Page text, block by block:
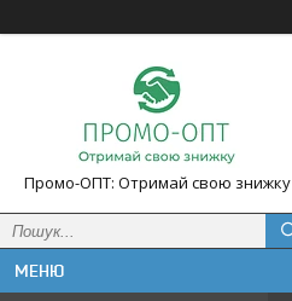
Промо-ОПТ: Отримай свою знижку